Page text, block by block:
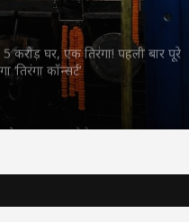
अफसरों को चेतावनी
करोड़ घर, एक तिरंगा! पहली बार पूरे
‘तिरंगा कॉन्सर्ट’
मोहन भागवत बोले- Gen Z सवाल